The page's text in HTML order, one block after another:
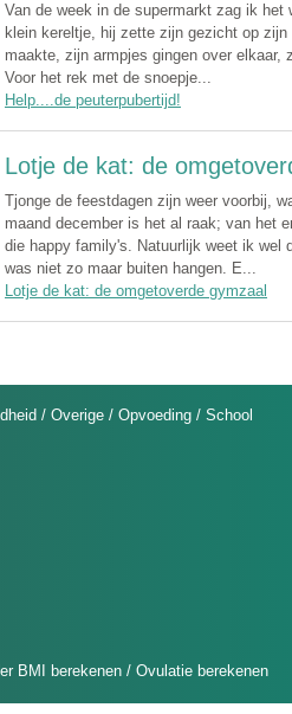
Van de week in de supermarkt zag ik het
klein kereltje, hij zette zijn gezicht op
maakte, zijn armpjes gingen over
Voor het rek met de snoepje...
Help....de peuterpubertijd!
Lotje de kat: de
Tjonge de feestdagen zijn weer voorbij,
maand december is het al raak; van het
die happy family's. Natuurlijk weet ik wel
was niet zo maar buiten hangen. E...
Lotje de kat: de omgetoverde gymzaal
/ Overige / Opvoeding / School
BMI berekenen / Ovulatie berekenen